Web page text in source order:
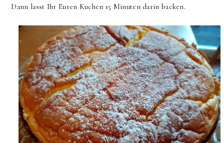
Dann lasst Ihr Euren Kuchen 15 Minuten darin backen.